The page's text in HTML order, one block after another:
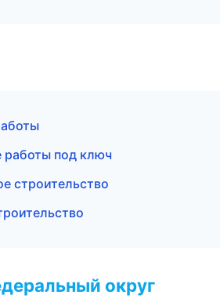
под ключ
строительство
округ